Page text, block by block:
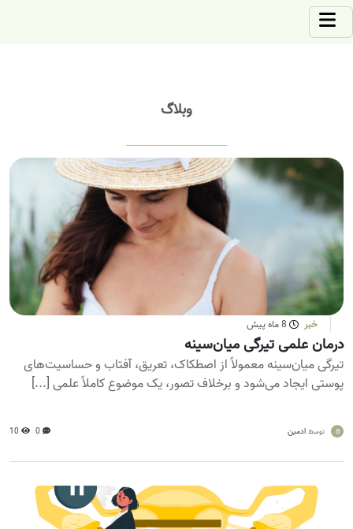
وبلاگ
خبر 8 ماه پیش
درمان علمی تیرگی میان‌سینه
تیرگی میان‌سینه معمولاً از اصطکاک، تعریق، آفتاب و حساسیت‌های
پوستی ایجاد می‌شود و برخلاف تصور، یک موضوع کاملاً علمی [...]
a توسط ادمین 0
10